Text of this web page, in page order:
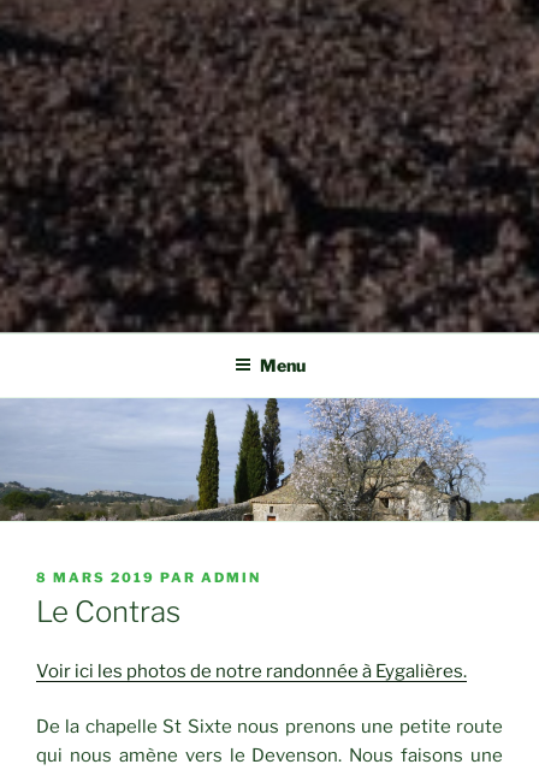
Menu
PUBLIÉ
LE
8 MARS 2019 PAR ADMIN
Le Contras
Voir ici les photos de notre randonnée à Eygalières.
De la chapelle St Sixte nous prenons une petite route
qui nous amène vers le Devenson. Nous faisons une